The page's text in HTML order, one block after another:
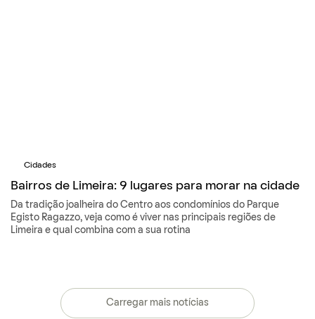
Cidades
Bairros de Limeira: 9 lugares para morar na cidade
Da tradição joalheira do Centro aos condomínios do Parque
Egisto Ragazzo, veja como é viver nas principais regiões de
Limeira e qual combina com a sua rotina
Carregar mais notícias